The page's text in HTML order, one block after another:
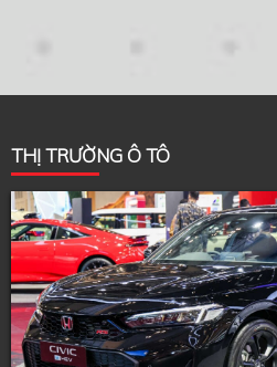
THỊ TRƯỜNG Ô TÔ